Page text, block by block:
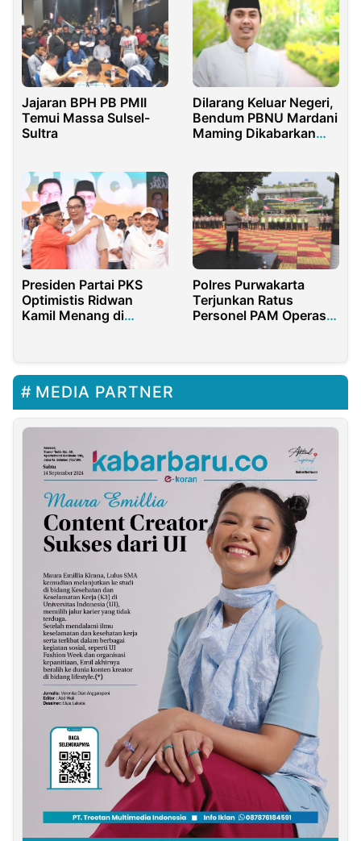
Jajaran BPH PB PMII
Temui Massa Sulsel-
Sultra
Dilarang Keluar Negeri,
Bendum PBNU Mardani
Maming Dikabarkan
Presiden Partai PKS
Optimistis Ridwan
Kamil Menang di
Polres Purwakarta
Terjunkan Ratus
Personel PAM Operasi
MEDIA PARTNER